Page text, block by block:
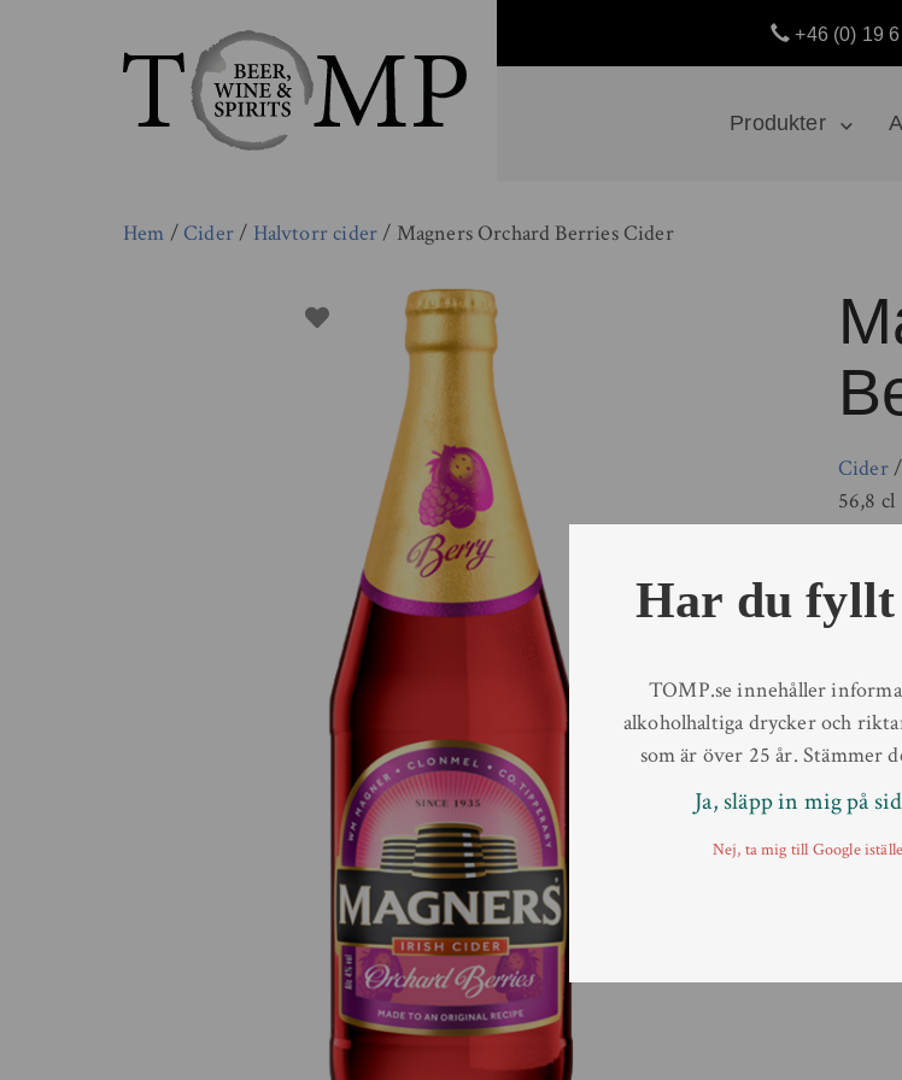
Produkter
+46 (0) 19
Hem / Cider/ Halvtorr cider/ Magners Orchard Berries Cider
Cider/
56,8 cl
Antal/
Volym
Den
Har du fyllt
TOMP.se innehåller
alkoholhaltiga drycker och
som är över 25 år. Stämmer
Ja, släpp in mig på
Nej, ta mig till Google